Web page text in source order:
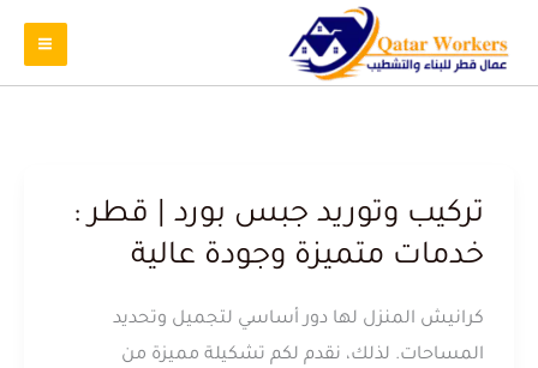
تركيب وتوريد جبس بورد | قطر :
خدمات متميزة وجودة عالية
كرانيش المنزل لها دور أساسي لتجميل وتحديد
المساحات. لذلك، نقدم لكم تشكيلة مميزة من